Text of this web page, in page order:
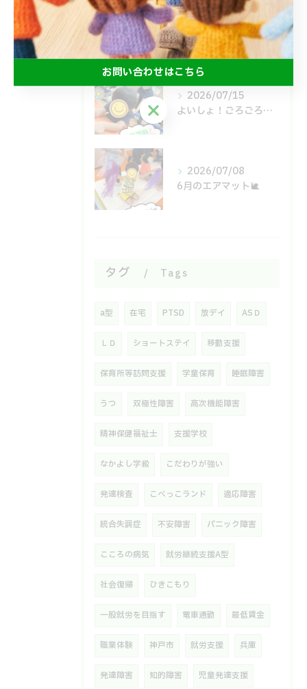
2026/07/18
みんなで食べるとおいしいね😋
2026/07/15
よいしょ！ごろごろ！体幹運動🙌
2026/07/08
6月のエアマット🐌
タグ Tags
a型 在宅 PTSD 放デイ ASＤ
ＬＤ ショートステイ 移動支援
保育所等訪問支援 学童保育 睡眠障害
うつ 双極性障害 高次機能障害
精神保健福祉士 支援学校
なかよし学級 こだわりが強い
発達検査 こべっこランド 適応障害
統合失調症 不安障害 パニック障害
こころの病気 就労継続支援A型
社会復帰 ひきこもり
一般就労を目指す 電車通勤 最低賃金
職業体験 神戸市 就労支援 兵庫
発達障害 知的障害 児童発達支援
お問い合わせはこちら
お問い合わせはこちら